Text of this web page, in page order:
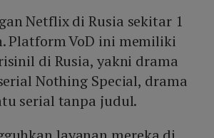
Netflix di Rusia sekitar 1
Platform VoD ini memiliki
di Rusia, yakni drama
Nothing Special, drama
serial tanpa judul.